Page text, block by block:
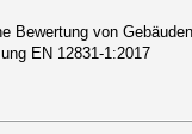
Bewertung von
EN 12831-1:2017